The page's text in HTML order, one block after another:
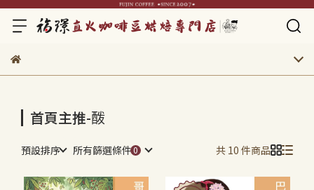
首頁主推-酦
預設排序 所有篩選條件 共 10 件商品